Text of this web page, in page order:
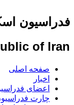
فدراسیون
of Iran
صفحه اصلی
اخبار
اعضای
چارت